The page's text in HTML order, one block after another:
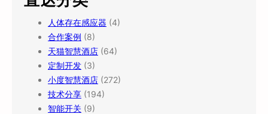
人体存在感应器 (4)
合作案例 (8)
天猫智慧酒店 (64)
定制开发 (3)
小度智慧酒店 (272)
技术分享 (194)
智能开关 (9)